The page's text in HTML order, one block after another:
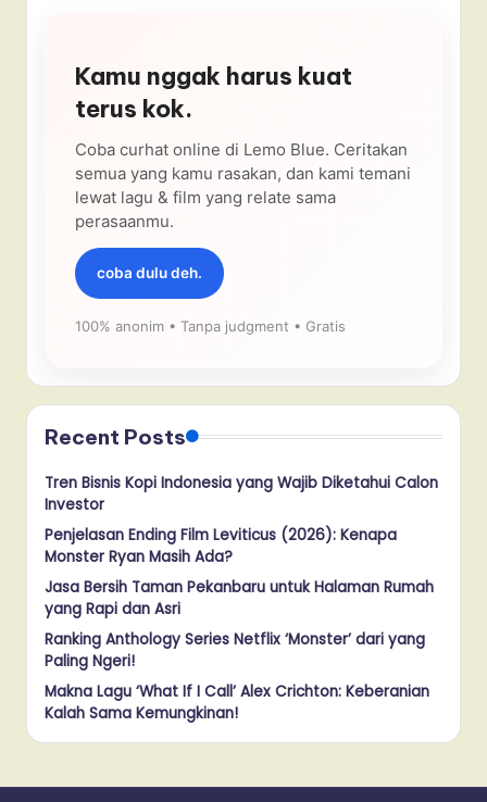
Kamu nggak harus kuat
terus kok.
Coba curhat online di Lemo Blue. Ceritakan
semua yang kamu rasakan, dan kami temani
lewat lagu & film yang relate sama
perasaanmu.
coba dulu deh.
100% anonim • Tanpa judgment • Gratis
Recent Posts
Tren Bisnis Kopi Indonesia yang Wajib Diketahui Calon
Investor
Penjelasan Ending Film Leviticus (2026): Kenapa
Monster Ryan Masih Ada?
Jasa Bersih Taman Pekanbaru untuk Halaman Rumah
yang Rapi dan Asri
Ranking Anthology Series Netflix ‘Monster’ dari yang
Paling Ngeri!
Makna Lagu ‘What If I Call’ Alex Crichton: Keberanian
Kalah Sama Kemungkinan!